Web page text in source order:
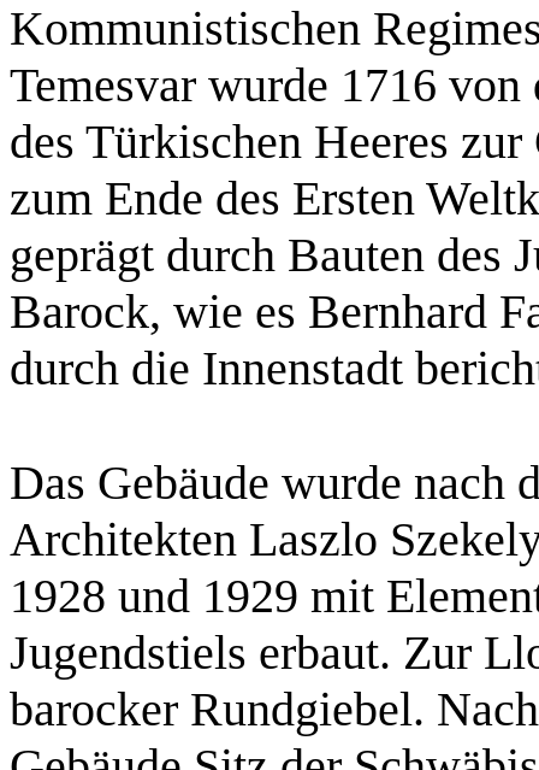
Kommunistischen
Temesvar wurde 1716
des Türkischen Heeres
zum Ende des Ersten
geprägt durch Bauten des
Barock, wie es Bernhard
durch die Innenstadt
Das Gebäude wurde nach
Architekten Laszlo
1928 und 1929 mit
Jugendstiels erbaut. Zur
barocker Rundgiebel.